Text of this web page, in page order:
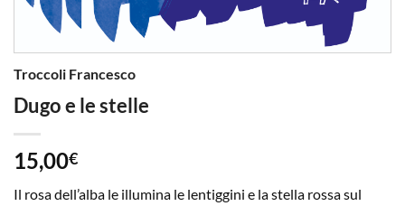
Troccoli Francesco
Dugo e le stelle
15,00€
Il rosa dell’alba le illumina le lentiggini e la stella rossa sul